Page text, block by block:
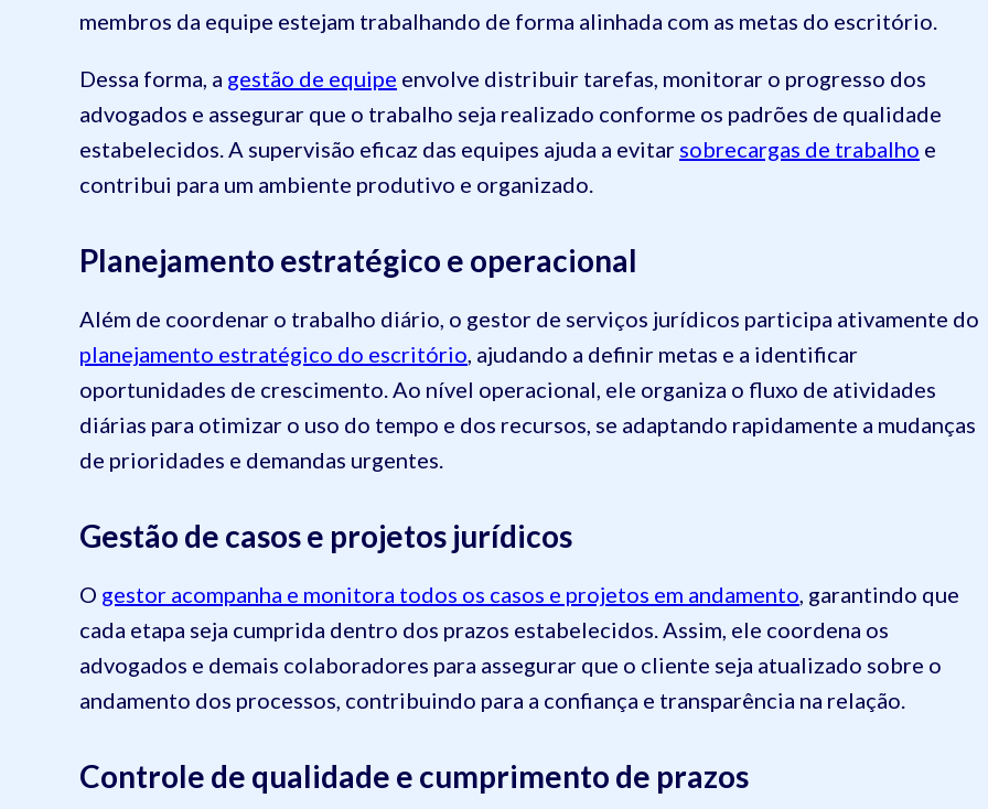
membros da equipe estejam trabalhando de forma alinhada com as metas do escritório.
Dessa forma, a gestão de equipe envolve distribuir tarefas, monitorar o progresso dos
advogados e assegurar que o trabalho seja realizado conforme os padrões de qualidade
estabelecidos. A supervisão eficaz das equipes ajuda a evitar sobrecargas de trabalho e
contribui para um ambiente produtivo e organizado.
Planejamento estratégico e operacional
Além de coordenar o trabalho diário, o gestor de serviços jurídicos participa ativamente do
planejamento estratégico do escritório, ajudando a definir metas e a identificar
oportunidades de crescimento. Ao nível operacional, ele organiza o fluxo de atividades
diárias para otimizar o uso do tempo e dos recursos, se adaptando rapidamente a mudanças
de prioridades e demandas urgentes.
Gestão de casos e projetos jurídicos
O gestor acompanha e monitora todos os casos e projetos em andamento, garantindo que
cada etapa seja cumprida dentro dos prazos estabelecidos. Assim, ele coordena os
advogados e demais colaboradores para assegurar que o cliente seja atualizado sobre o
andamento dos processos, contribuindo para a confiança e transparência na relação.
Controle de qualidade e cumprimento de prazos